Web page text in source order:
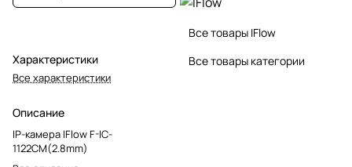
Характеристики
Все характеристики
Описание
IP-камера IFlow F-IC-
1122CM(2.8mm)
Все товары IFlow
Все товары категории